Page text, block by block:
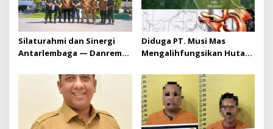
Silaturahmi dan Sinergi
Antarlembaga — Danrem
Kejaksaan Negeri Kuansing
Diduga PT. Musi Mas
Mengalihfungsikan Hutan
diduga melebihi batas izin
yang diizinkan